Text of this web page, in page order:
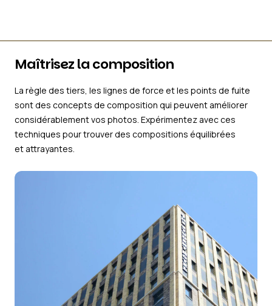
Maîtrisez la composition
La règle des tiers, les lignes de force et les points de fuite
sont des concepts de composition qui peuvent améliorer
considérablement vos photos. Expérimentez avec ces
techniques pour trouver des compositions équilibrées
et attrayantes.